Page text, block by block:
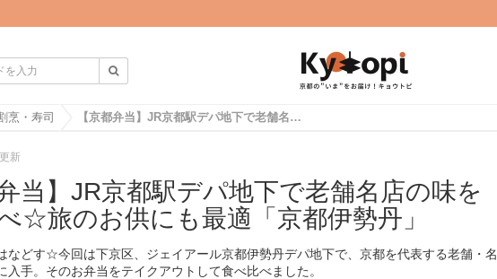
烹・寿司 【京都弁当】JR京都駅デパ地下で老舗名店の味を食べ比べ☆旅のお供にも最適「京都伊勢丹」
新
弁当】JR京都駅デパ地下で老舗名店の味を
☆旅のお供にも最適「京都伊勢丹」
などす☆今回は下京区、ジェイアール京都伊勢丹デパ地下で、京都を代表する老舗・名
入手。そのお弁当をテイクアウトして食べ比べました。